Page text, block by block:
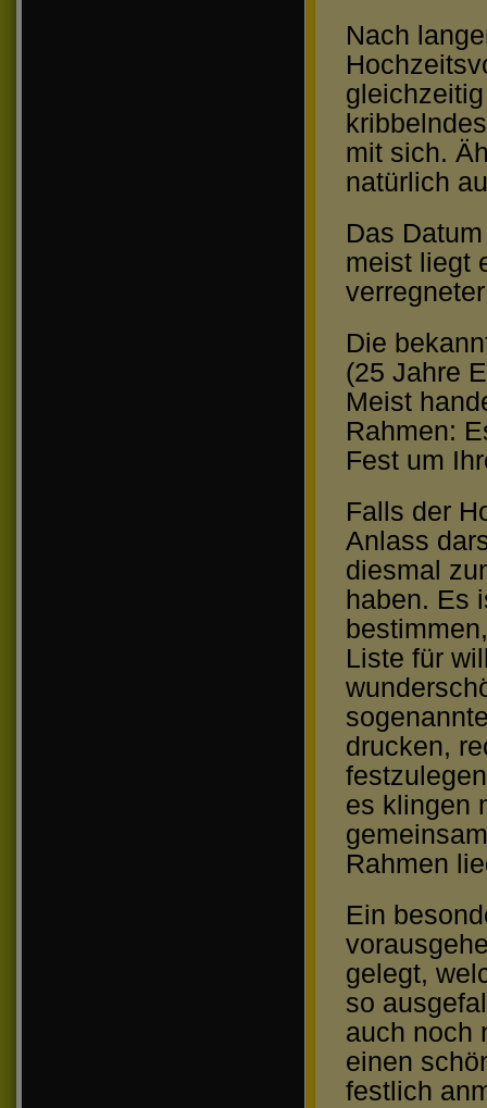
Nach
mit sich.
natürlich
Das
meist liegt
Die
(25 Jahre
Meist
Rahmen:
Fest um
Falls der
Anlass
diesmal
haben. Es
Liste für
drucken,
es klingen
Rahmen
Ein
gelegt,
so
auch noch
einen
festlich